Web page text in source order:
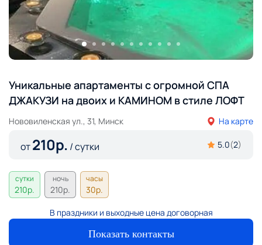
Уникальные апартаменты с огромной СПА
ДЖАКУЗИ на двоих и КАМИНОМ в стиле ЛОФТ
Нововиленская ул., 31, Минск На карте
от210р. / сутки 5.0(2)
сутки
210р.
ночь
210р.
часы
30р.
В праздники и выходные цена договорная
Показать контакты